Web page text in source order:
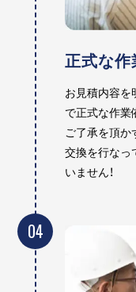
正式な
お見積内容を
で正式な作業
ご了承を頂か
交換を行なっ
いません！
04